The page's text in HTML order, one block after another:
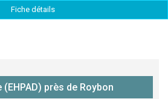
Fiche détails
près de Roybon